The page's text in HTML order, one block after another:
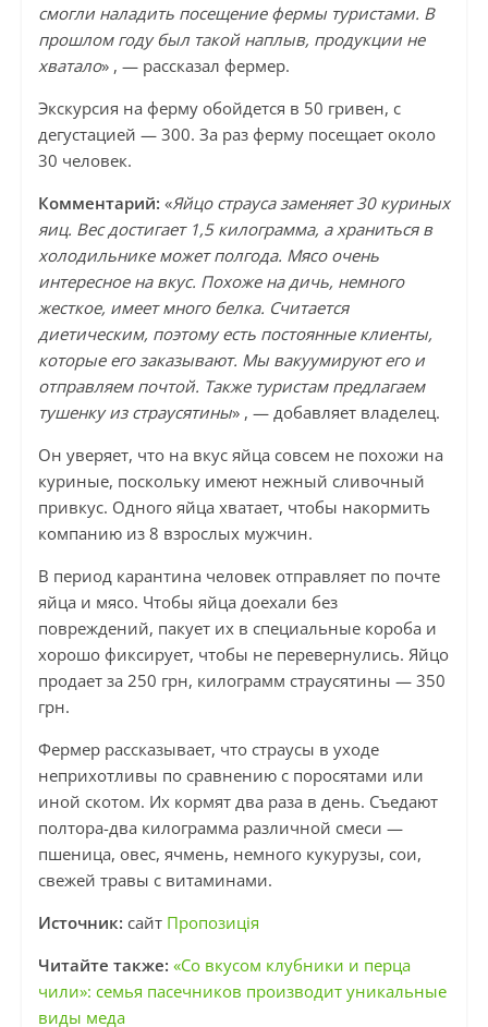
смогли наладить посещение фермы туристами. В
прошлом году был такой наплыв, продукции не
хватало» , — рассказал фермер.
Экскурсия на ферму обойдется в 50 гривен, с
дегустацией — 300. За раз ферму посещает около
30 человек.
Комментарий: «Яйцо страуса заменяет 30 куриных
яиц. Вес достигает 1,5 килограмма, а храниться в
холодильнике может полгода. Мясо очень
интересное на вкус. Похоже на дичь, немного
жесткое, имеет много белка. Считается
диетическим, поэтому есть постоянные клиенты,
которые его заказывают. Мы вакуумируют его и
отправляем почтой. Также туристам предлагаем
тушенку из страусятины» , — добавляет владелец.
Он уверяет, что на вкус яйца совсем не похожи на
куриные, поскольку имеют нежный сливочный
привкус. Одного яйца хватает, чтобы накормить
компанию из 8 взрослых мужчин.
В период карантина человек отправляет по почте
яйца и мясо. Чтобы яйца доехали без
повреждений, пакует их в специальные короба и
хорошо фиксирует, чтобы не перевернулись. Яйцо
продает за 250 грн, килограмм страусятины — 350
грн.
Фермер рассказывает, что страусы в уходе
неприхотливы по сравнению с поросятами или
иной скотом. Их кормят два раза в день. Съедают
полтора-два килограмма различной смеси —
пшеница, овес, ячмень, немного кукурузы, сои,
свежей травы с витаминами.
Источник: сайт Пропозиція
Читайте также: «Со вкусом клубники и перца
чили»: семья пасечников производит уникальные
виды меда